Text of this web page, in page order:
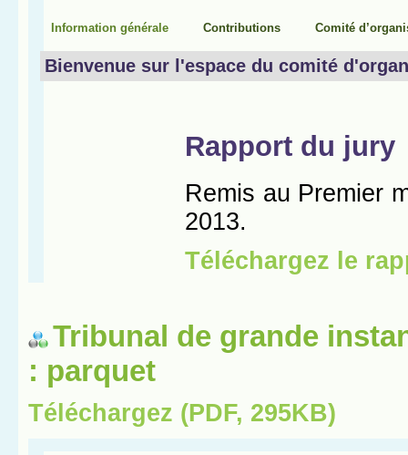
Tribunal de grande
: parquet
Téléchargez (PDF, 295KB)